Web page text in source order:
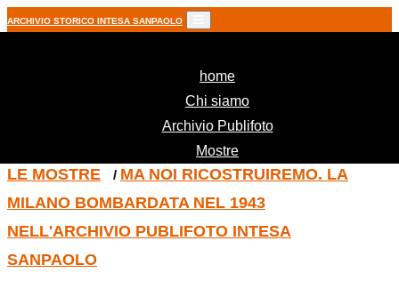
ARCHIVIO STORICO INTESA SANPAOLO
home(current)
Chi siamo
Archivio Publifoto
Mostre
LE MOSTRE / MA NOI RICOSTRUIREMO. LA
MILANO BOMBARDATA NEL 1943
NELL'ARCHIVIO PUBLIFOTO INTESA
SANPAOLO